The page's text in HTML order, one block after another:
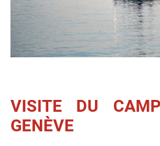
VISITE DU
GENÈVE